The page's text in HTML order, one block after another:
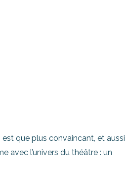
est que plus convaincant, et aussi
avec l’univers du théâtre : un